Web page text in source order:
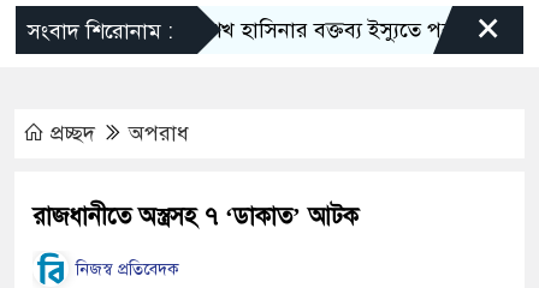
সংবাদ শিরোনাম :শেখ হাসিনার বক্তব্য ইস্যুতে পররাষ্ট্র ×
প্রচ্ছদ অপরাধ
রাজধানীতে অস্ত্রসহ ৭ ‘ডাকাত’ আটক
নিজস্ব প্রতিবেদক